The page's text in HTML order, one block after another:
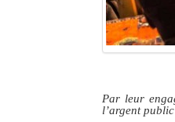
Par leur
l’argent